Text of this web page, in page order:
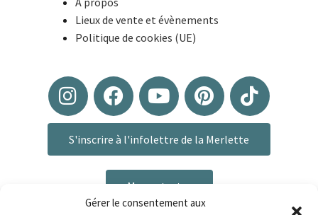
Gérer le consentement aux
Lieux de vente et évènements
Politique de cookies (UE)
S'inscrire à l'infolettre de la Merlette
Me contacter